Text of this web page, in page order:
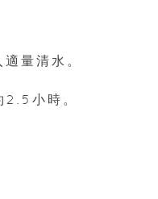
量清水。
小時。